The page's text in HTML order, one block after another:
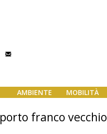
AMBIENTE MOBILITÀ
porto franco vecchio